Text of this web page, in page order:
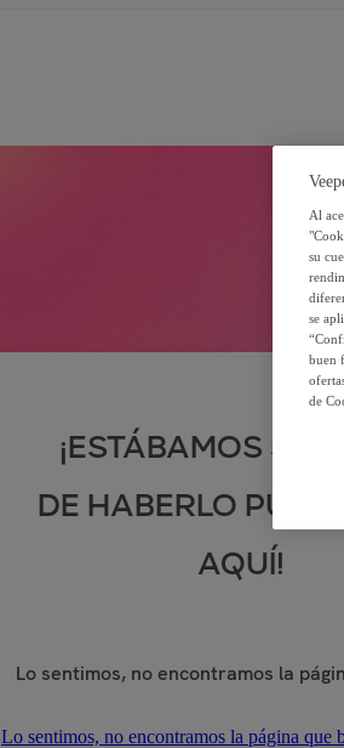
¡ESTÁBAMOS
DE HABERLO
AQUÍ!
Lo sentimos, no encontramos la
Lo sentimos, no encontramos la página que
Al
su
se
buen
de